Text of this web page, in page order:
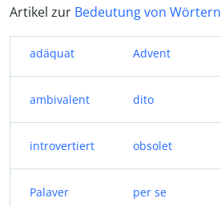
Artikel zur Bedeutung von Wörtern
adäquat Advent
ambivalent dito
introvertiert obsolet
Palaver per se